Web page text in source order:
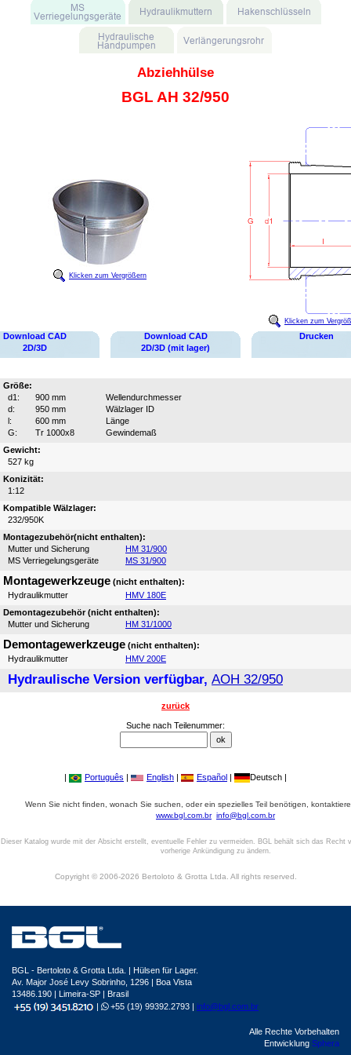
Abziehhülse
BGL AH 32/950
Klicken zum Vergrößern
Klicken zum
Download CAD
2D/3D
Download CAD
2D/3D (mit lager)
Drucken
Größe:
d1:
900 mm
Wellendurchmesser
d:
950 mm
Wälzlager ID
l:
600 mm
Länge
G:
Tr 1000x8
Gewindemaß
Gewicht:
527 kg
Konizität:
1:12
Kompatible Wälzlager:
232/950K
Montagezubehör(nicht enthalten):
Mutter und Sicherung
HM 31/900
MS Verriegelungsgeräte
MS 31/900
Montagewerkzeuge (nicht enthalten):
Hydraulikmutter
HMV 180E
Demontagezubehör (nicht enthalten):
Mutter und Sicherung
HM 31/1000
Demontagewerkzeuge (nicht enthalten):
Hydraulikmutter
HMV 200E
Hydraulische Version verfügbar, AOH 32/950
zurück
Suche nach Teilenummer:
| Português | English | Español | Deutsch |
Wenn Sie nicht finden, wonach Sie suchen, oder ein spezielles Teil benötigen,
www.bgl.com.br info@bgl.com.br
Dieser Katalog wurde mit der Absicht erstellt, eventuelle Fehler zu vermeiden. BGL behält sich das Recht
vorherige Ankündigung zu ändern.
Copyright © 2006-2026 Bertoloto & Grotta Ltda. All rights reserved.
BGL - Bertoloto & Grotta Ltda. | Hülsen für Lager.
Av. Major José Levy Sobrinho, 1296 | Boa Vista
13486.190 | Limeira-SP | Brasil
|
+55 (19) 99392.2793 | info@bgl.com.br
Alle Rechte Vorbehalten
Entwicklung Sphera